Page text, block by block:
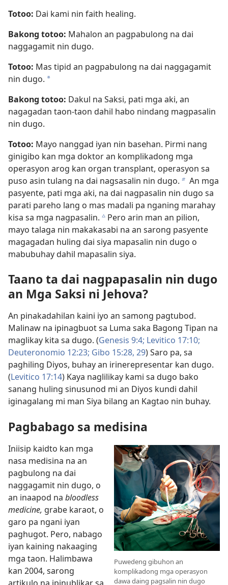
Totoo: Dai kami nin faith healing.
Bakong totoo: Mahalon an pagpabulong na dai
naggagamit nin dugo.
Totoo: Mas tipid an pagpabulong na dai naggagamit
nin dugo. a
Bakong totoo: Dakul na Saksi, pati mga aki, an
nagagadan taon-taon dahil habo nindang magpasalin
nin dugo.
Totoo: Mayo nanggad iyan nin basehan. Pirmi nang
ginigibo kan mga doktor an komplikadong mga
operasyon arog kan organ transplant, operasyon sa
puso asin tulang na dai nagsasalin nin dugo. b An mga
pasyente, pati mga aki, na dai nagpasalin nin dugo sa
parati pareho lang o mas madali pa nganing marahay
kisa sa mga nagpasalin. c Pero arin man an pilion,
mayo talaga nin makakasabi na an sarong pasyente
magagadan huling dai siya mapasalin nin dugo o
mabubuhay dahil mapasalin siya.
Taano ta dai nagpapasalin nin dugo
an Mga Saksi ni Jehova?
An pinakadahilan kaini iyo an samong pagtubod.
Malinaw na ipinagbuot sa Luma saka Bagong Tipan na
maglikay kita sa dugo. (Genesis 9:4; Levitico 17:10;
Deuteronomio 12:23; Gibo 15:28, 29) Saro pa, sa
paghiling Diyos, buhay an irinerepresentar kan dugo.
(Levitico 17:14) Kaya naglilikay kami sa dugo bako
sanang huling sinusunod mi an Diyos kundi dahil
iginagalang mi man Siya bilang an Kagtao nin buhay.
Pagbabago sa medisina
Puwedeng gibuhon an
komplikadong mga operasyon
dawa daing pagsalin nin dugo
Iniisip kaidto kan mga
nasa medisina na an
pagbulong na dai
naggagamit nin dugo, o
an inaapod na bloodless
medicine, grabe karaot, o
garo pa ngani iyan
paghugot. Pero, nabago
iyan kaining nakaaging
mga taon. Halimbawa
kan 2004, sarong